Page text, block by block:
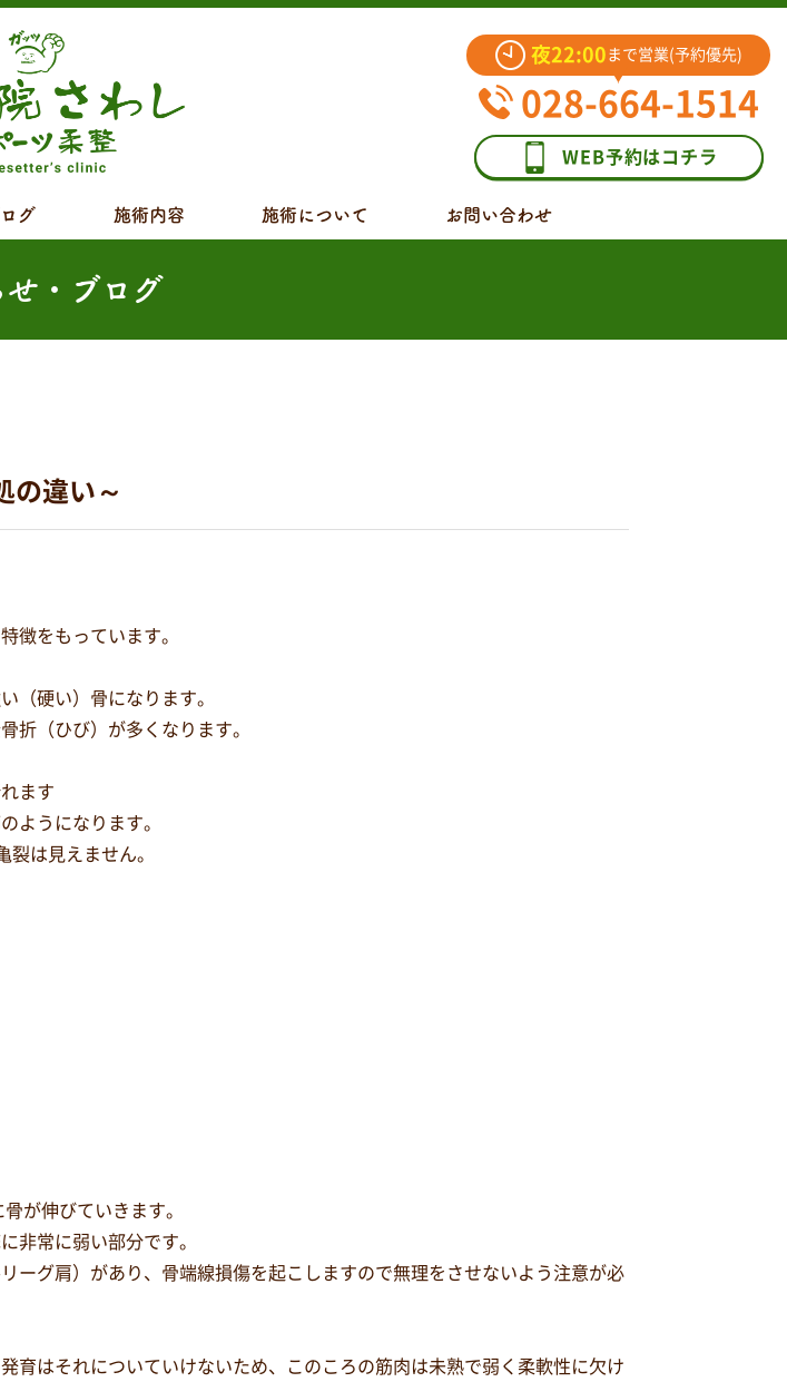
夜22:00 まで営業(予約優先)
028-664-1514
WEB予約はコチラ
グ 施術内容 施術について お問い合わせ
せ・ブログ
違い～
徴をもっています。
（硬い）骨になります。
折（ひび）が多くなります。
ます
ようになります。
は見えません。
が伸びていきます。
非常に弱い部分です。
ーグ肩）があり、骨端線損傷を起こしますので無理をさせないよう注意が必
育はそれについていけないため、このころの筋肉は未熟で弱く柔軟性に欠け